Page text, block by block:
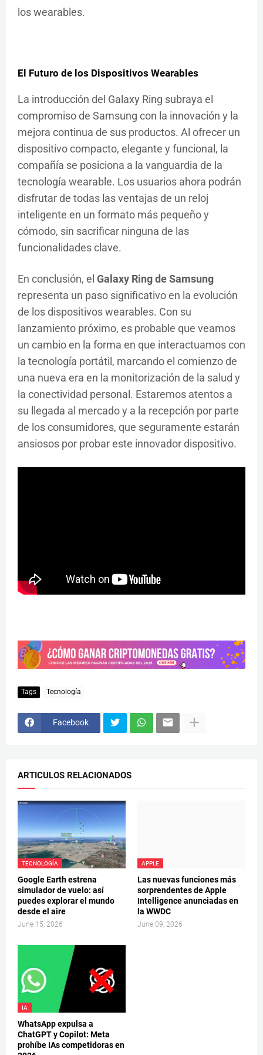
los wearables.
El Futuro de los Dispositivos Wearables
La introducción del Galaxy Ring subraya el
compromiso de Samsung con la innovación y la
mejora continua de sus productos. Al ofrecer un
dispositivo compacto, elegante y funcional, la
compañía se posiciona a la vanguardia de la
tecnología wearable. Los usuarios ahora podrán
disfrutar de todas las ventajas de un reloj
inteligente en un formato más pequeño y
cómodo, sin sacrificar ninguna de las
funcionalidades clave.
En conclusión, el Galaxy Ring de Samsung
representa un paso significativo en la evolución
de los dispositivos wearables. Con su
lanzamiento próximo, es probable que veamos
un cambio en la forma en que interactuamos con
la tecnología portátil, marcando el comienzo de
una nueva era en la monitorización de la salud y
la conectividad personal. Estaremos atentos a
su llegada al mercado y a la recepción por parte
de los consumidores, que seguramente estarán
ansiosos por probar este innovador dispositivo.
Tags Tecnología
Facebook
ARTICULOS RELACIONADOS
TECNOLOGÍA
Google Earth estrena
simulador de vuelo: así
puedes explorar el mundo
desde el aire
June 15, 2026
APPLE
Las nuevas funciones más
sorprendentes de Apple
Intelligence anunciadas en
la WWDC
June 09, 2026
IA
WhatsApp expulsa a
ChatGPT y Copilot: Meta
prohíbe IAs competidoras en